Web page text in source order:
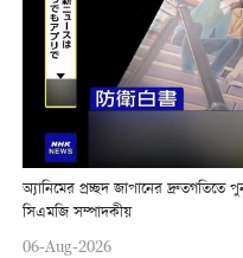
অ্যানিমের প্রচ্ছদ জাপানের দ্রুতগতিতে
সিএমজি সম্পাদকীয়
06-Aug-2026